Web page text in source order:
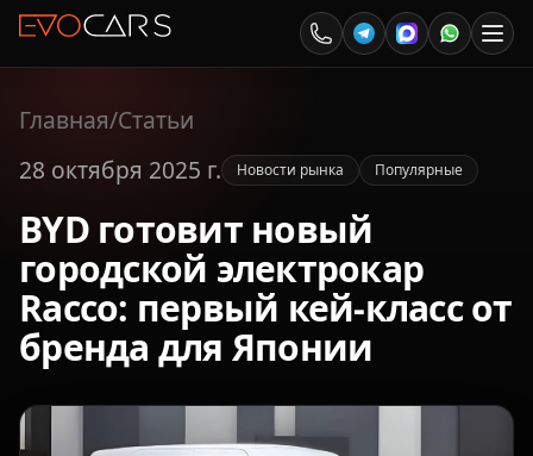
Главная/Статьи
28 октября 2025 г.
Новости рынка Популярные
BYD готовит новый
городской электрокар
Racco: первый кей-класс от
бренда для Японии